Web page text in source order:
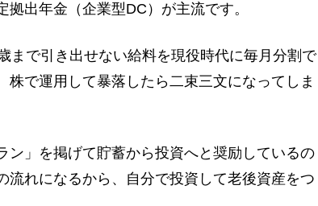
出年金（企業型DC）が主流です。
で引き出せない給料を現役時代に毎月分割で
株で運用して暴落したら二束三文になってしま
」を掲げて貯蓄から投資へと奨励しているの
流れになるから、自分で投資して老後資産をつ